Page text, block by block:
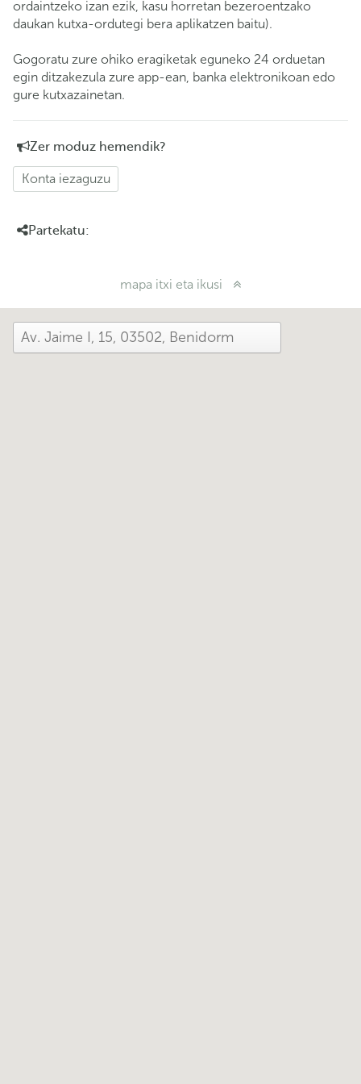
ordaintzeko izan ezik, kasu horretan bezeroentzako
daukan kutxa-ordutegi bera aplikatzen baitu).
Gogoratu zure ohiko eragiketak eguneko 24 orduetan
egin ditzakezula zure app-ean, banka elektronikoan edo
gure kutxazainetan.
Zer moduz hemendik?
Konta iezaguzu
Partekatu:
mapa itxi eta ikusi